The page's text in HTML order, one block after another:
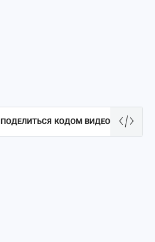
ПОДЕЛИТЬСЯ КОДОМ ВИДЕО